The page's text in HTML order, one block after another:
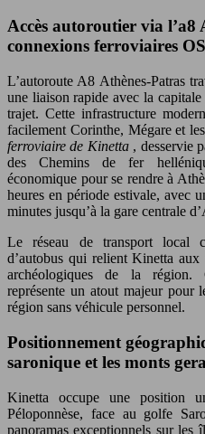
Accès autoroutier via l’a8
connexions ferroviaires
L’autoroute A8 Athènes-Patras
une liaison rapide avec la
trajet. Cette infrastructure
facilement Corinthe, Mégare et
ferroviaire de Kinetta , desservie
des Chemins de fer
économique pour se rendre à
heures en période estivale, avec
minutes jusqu’à la gare centrale
Le réseau de transport local
d’autobus qui relient Kinetta
archéologiques de la région.
représente un atout majeur pour
région sans véhicule personnel.
Positionnement
saronique et les monts
Kinetta occupe une position
Péloponnèse, face au golfe
panoramas exceptionnels sur les